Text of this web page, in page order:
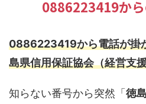
0886223419か
0886223419から電話が掛
島県信用保証協会（経営支
知らない番号から突然「 徳